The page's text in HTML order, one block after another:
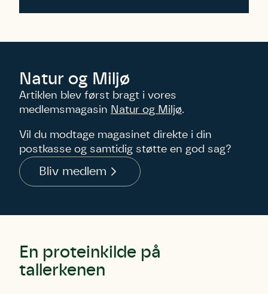
Natur og Miljø
Artiklen blev først bragt i vores
medlemsmagasin Natur og Miljø.
Vil du modtage magasinet direkte i din
postkasse og samtidig støtte en god sag?
Bliv medlem
En proteinkilde på
tallerkenen